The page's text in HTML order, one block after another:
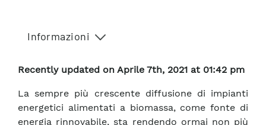
Informazioni
Recently updated on Aprile 7th, 2021 at 01:42 pm
La sempre più crescente diffusione di impianti
energetici alimentati a biomassa, come fonte di
energia rinnovabile, sta rendendo ormai non più